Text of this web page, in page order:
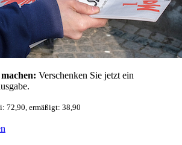
Verschenken Sie jetzt ein
72,90, ermäßigt: 38,90